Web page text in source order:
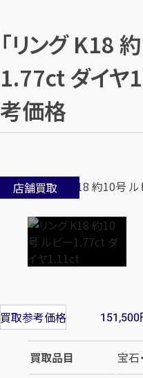
「リング K18
1.77ct ダイヤ
考価格
店舗買取
買取参考価格 151,500
買取品目 宝石